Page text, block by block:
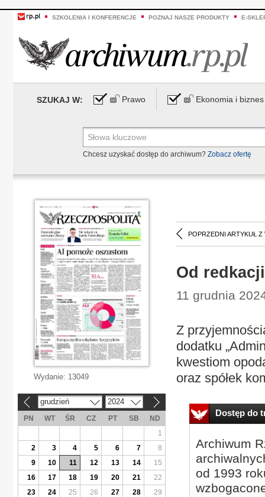
SZKOLENIA I KONFERENCJE POZNAJ NASZE PRODUKTY E-
SZUKAJ W: Prawo Ekonomia i biznes
Chcesz uzyskać dostęp do archiwum? Zobacz ofertę
POPRZEDNI ARTYKUŁ Z
Od redkacji
11 grudnia
Z
dodatku
kwestiom
oraz spółek
Dostęp do
Archiwum
od 1993
Wydanie: 13049
grudzień 2024
PN WT ŚR CZ PT SB
ND
1
2
3 4 5 6 7
8
9
10 11 12 13 14
15
16
17 18 19 20 21
22
23
24 25 26 27 28
29